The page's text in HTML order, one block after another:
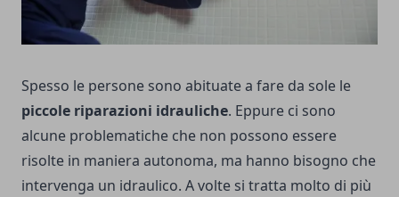
Spesso le persone sono abituate a fare da sole le
piccole riparazioni idrauliche. Eppure ci sono
alcune problematiche che non possono essere
risolte in maniera autonoma, ma hanno bisogno che
intervenga un idraulico. A volte si tratta molto di più